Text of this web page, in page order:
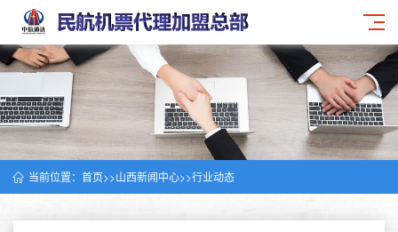
当前位置： 首页>>山西新闻中心>>行业动态